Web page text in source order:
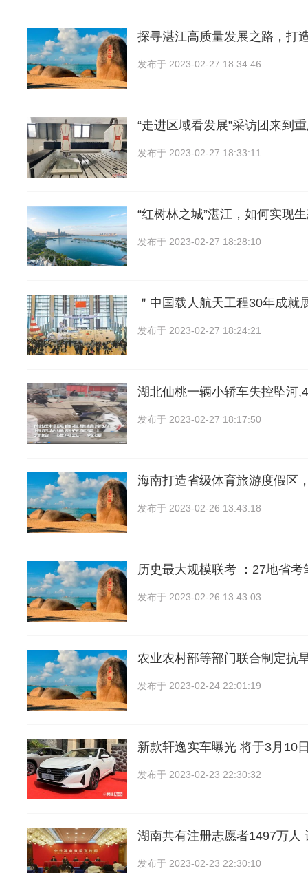
探寻湛江高质量发展之路，打
发布于 2023-02-27 18:34:46
“走进区域看发展”采访团来到
发布于 2023-02-27 18:33:11
“红树林之城”湛江，如何实现
发布于 2023-02-27 18:28:10
＂中国载人航天工程30年成就
发布于 2023-02-27 18:24:21
湖北仙桃一辆小轿车失控坠河
发布于 2023-02-27 18:17:50
海南打造省级体育旅游度假区
发布于 2023-02-26 13:43:18
历史最大规模联考 ：27地省考
发布于 2023-02-26 13:43:03
农业农村部等部门联合制定抗
发布于 2023-02-24 22:01:19
新款轩逸实车曝光 将于3月10
发布于 2023-02-23 22:30:32
湖南共有注册志愿者1497万人
发布于 2023-02-23 22:30:10